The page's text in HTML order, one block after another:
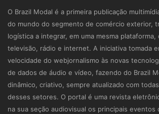
O Brazil Modal é a primeira publicação
do mundo do segmento de comércio exterior,
logística a integrar, em uma mesma
televisão, rádio e internet. A iniciativa tomada
velocidade do webjornalismo às novas
de dados de áudio e vídeo, fazendo do Brazil
dinâmico, criativo, sempre atualizado com
desses setores. O portal é uma revista
na sua seção audiovisual os principais eventos